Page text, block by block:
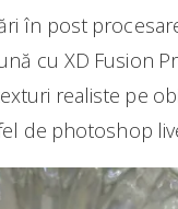
în post
cu XD Fusion
realiste pe
de photoshop